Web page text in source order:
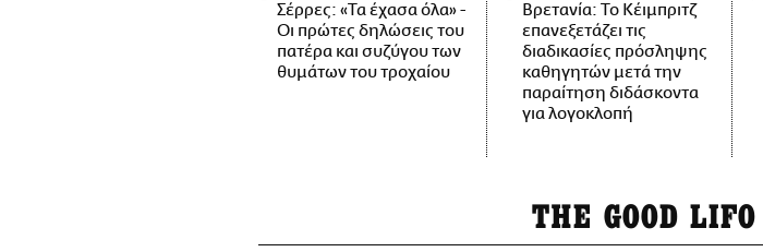
Σέρρες: «Τα έχασα όλα» -
Οι πρώτες δηλώσεις του
πατέρα και συζύγου των
θυμάτων του τροχαίου
Βρετανία: Το Κέιμπριτζ
επανεξετάζει τις
διαδικασίες πρόσληψης
καθηγητών μετά την
παραίτηση διδάσκοντα
για λογοκλοπή
THE GOOD LIFO